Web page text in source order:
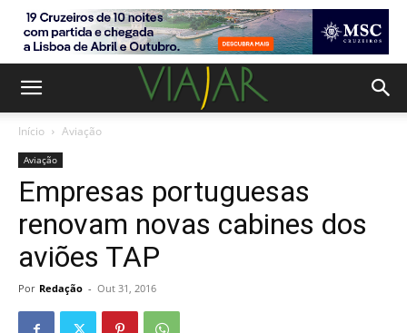
Início Aviação
Aviação
Empresas portuguesas
renovam novas cabines dos
aviões TAP
Por Redação - Out 31, 2016